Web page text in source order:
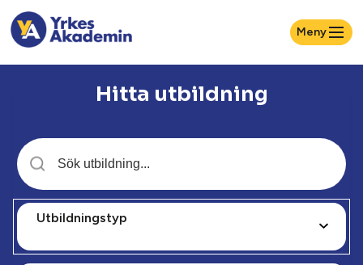
Meny
Hitta utbildning
Utbildningstyp